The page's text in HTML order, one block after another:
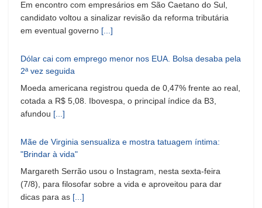
Em encontro com empresários em São Caetano do Sul,
candidato voltou a sinalizar revisão da reforma tributária
em eventual governo [...]
Dólar cai com emprego menor nos EUA. Bolsa desaba pela
2ª vez seguida
Moeda americana registrou queda de 0,47% frente ao real,
cotada a R$ 5,08. Ibovespa, o principal índice da B3,
afundou [...]
Mãe de Virginia sensualiza e mostra tatuagem íntima:
"Brindar à vida"
Margareth Serrão usou o Instagram, nesta sexta-feira
(7/8), para filosofar sobre a vida e aproveitou para dar
dicas para as [...]